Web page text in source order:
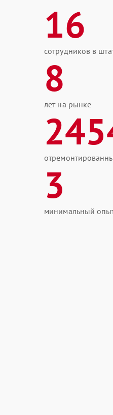
16
сотрудников в
8
лет на рынке
3
минимальный